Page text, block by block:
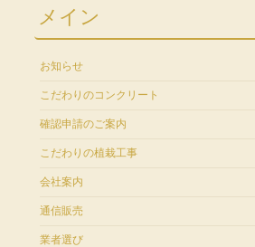
メイン
お知らせ
こだわりのコンクリート
確認申請のご案内
こだわりの植栽工事
会社案内
通信販売
業者選び